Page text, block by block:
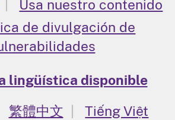
Usa nuestro contenido
de divulgación de
lingüística disponible
繁體中文
Tiếng Việt